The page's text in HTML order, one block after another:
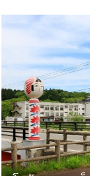
ดูข้อมูลพื้นฐาน